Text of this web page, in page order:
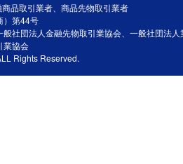
品取引業者、商品先物取引業者
）第44号
社団法人金融先物取引業協会、一般社団法
業協会
Rights Reserved.